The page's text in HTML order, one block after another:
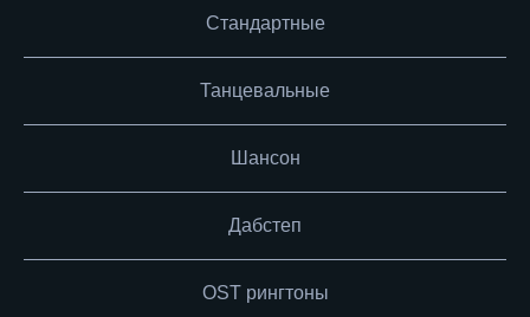
Стандартные
Танцевальные
Шансон
Дабстеп
OST рингтоны